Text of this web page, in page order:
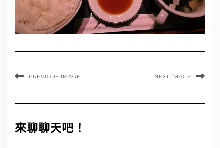
PREVIOUS IMAGE NEXT IMAGE
來聊聊天吧！